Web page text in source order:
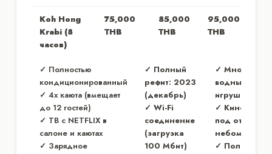
Koh Hong
Krabi (8
часов)
75,000
THB
85,000
THB
95,000
THB
✓ Полностью
кондиционированный
✓ 4x каюта (вмещает
до 12 гостей)
✓ ТВ с NETFLIX в
салоне и каютах
✓ Зарядное
✓ Полный
рефит: 2023
(декабрь)
✓ Wi-Fi
соединение
(загрузка
100 Мбит)
✓ Много
водных
игрушек
✓ Кинотеатр
под
небом
✓ Полностью